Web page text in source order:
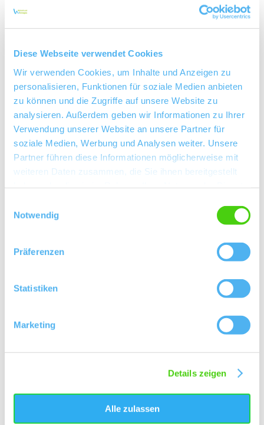
Diese Webseite verwendet Cookies
Wir verwenden Cookies, um Inhalte und Anzeigen zu
personalisieren, Funktionen für soziale Medien anbieten
zu können und die Zugriffe auf unsere Website zu
analysieren. Außerdem geben wir Informationen zu Ihrer
Verwendung unserer Website an unsere Partner für
soziale Medien, Werbung und Analysen weiter. Unsere
Partner führen diese Informationen möglicherweise mit
weiteren Daten zusammen, die Sie ihnen bereitgestellt
Notwendig
Präferenzen
Statistiken
Marketing
Details zeigen
Alle zulassen
J. Trautwein feine Weine